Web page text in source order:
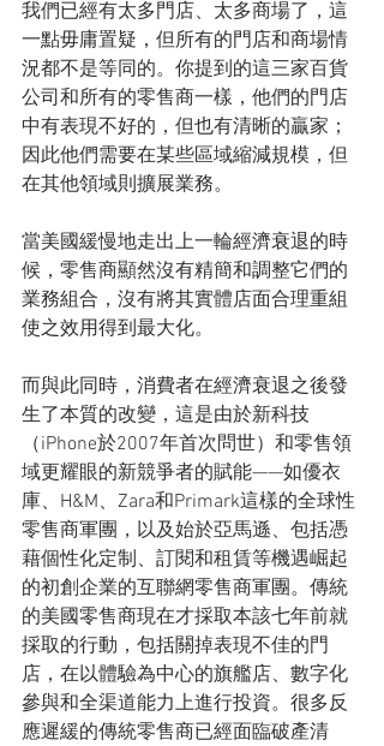
我們已經有太多門店、太多商場了，這
一點毋庸置疑，但所有的門店和商場情
況都不是等同的。你提到的這三家百貨
公司和所有的零售商一樣，他們的門店
中有表現不好的，但也有清晰的贏家；
因此他們需要在某些區域縮減規模，但
在其他領域則擴展業務。
當美國緩慢地走出上一輪經濟衰退的時
候，零售商顯然沒有精簡和調整它們的
業務組合，沒有將其實體店面合理重組
使之效用得到最大化。
而與此同時，消費者在經濟衰退之後發
生了本質的改變，這是由於新科技
（iPhone於2007年首次問世）和零售領
域更耀眼的新競爭者的賦能——如優衣
庫、H&M、Zara和Primark這樣的全球性
零售商軍團，以及始於亞馬遜、包括憑
藉個性化定制、訂閱和租賃等機遇崛起
的初創企業的互聯網零售商軍團。傳統
的美國零售商現在才採取本該七年前就
採取的行動，包括關掉表現不佳的門
店，在以體驗為中心的旗艦店、數字化
參與和全渠道能力上進行​​投資。很多反
應遲緩的傳統零售商已經面臨破產清